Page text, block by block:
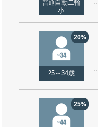
普通自動二輪
小
20%
25～34歳
25%